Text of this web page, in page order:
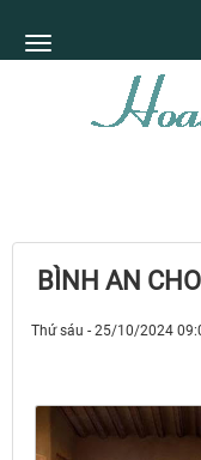
BÌNH AN
Thứ sáu - 25/10/2024